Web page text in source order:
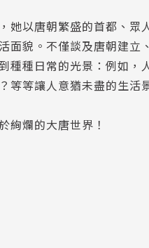
她以唐朝繁盛的首都、
面貌。不僅談及唐朝建
種種日常的光景：例如
等等讓人意猶未盡的生活
絢爛的大唐世界！